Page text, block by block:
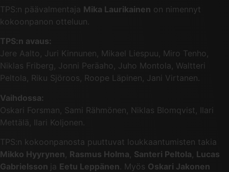
TPS:n päävalmentaja Mika Laurikainen on nimennyt
kokoonpanon otteluun.
TPS:n avaus:
Jere Aalto, Juri Kinnunen, Mikael Liespuu, Miro Tenho,
Niklas Friberg, Jonni Peräaho, Juho Montola, Waltteri
Peltola, Riku Sjöroos, Roope Läpinen, Jani Virtanen.
Vaihdossa:
Oskari Forsman, Sami Rähmönen, Niklas Blomqvist, Ilari
Mettälä, Ilari Koljonen.
TPS:n kokoonpanosta puuttuvat loukkaantumisten takia
Mikko Hyyrynen Rasmus Holma Santeri Peltola Lucas
Gabrielsson ja Eetu Leppänen. Myös Oskari Jakonen